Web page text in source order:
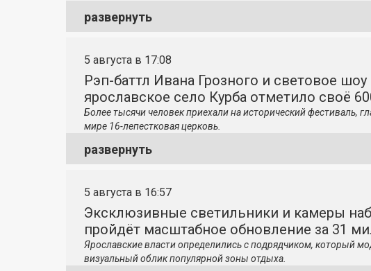
развернуть
5 августа в 17:08
Рэп-баттл Ивана Грозного и световое шоу
ярославское село Курба отметило своё
Более тысячи человек приехали на исторический фестиваль,
мире 16-лепестковая церковь.
развернуть
5 августа в 16:57
Эксклюзивные светильники и камеры
пройдёт масштабное обновление за 31
Ярославские власти определились с подрядчиком, который
визуальный облик популярной зоны отдыха.